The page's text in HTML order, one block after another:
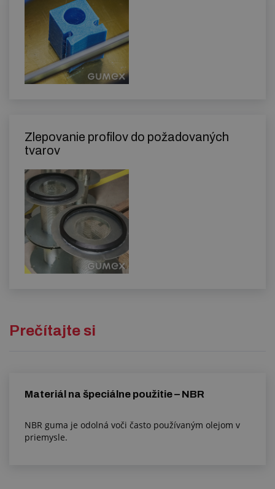
Zlepovanie profilov do požadovaných
tvarov
Prečítajte si
Materiál na špeciálne použitie – NBR
NBR guma je odolná voči často používaným olejom v
priemysle.